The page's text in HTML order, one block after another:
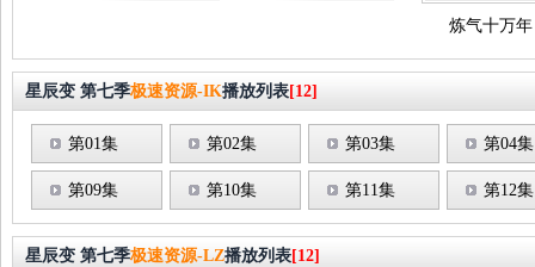
炼气十万年
星辰变 第七季极速资源-IK播放列表[12]
第01集 第02集 第03集 第04集
第09集 第10集 第11集 第12集
星辰变 第七季极速资源-LZ播放列表[12]